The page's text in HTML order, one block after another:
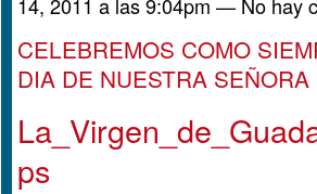
14, 2011 a las 9:04pm — No hay
CELEBREMOS COMO
DIA DE NUESTRA
ps